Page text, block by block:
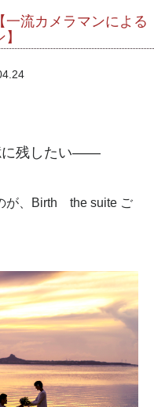
流カメラマンによる
に残したい——
が、Birth the suite ご